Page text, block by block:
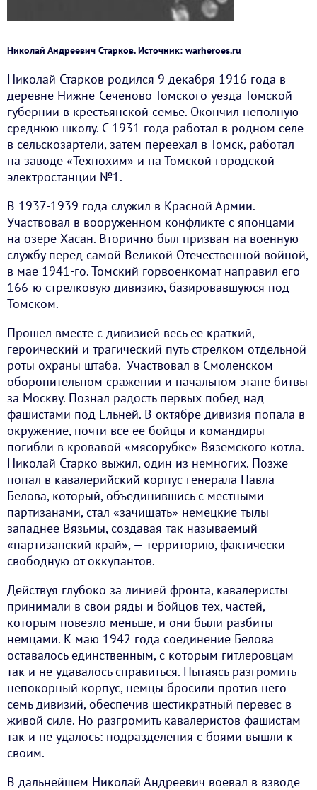
Николай Андреевич Старков. Источник: warheroes.ru
Николай Старков родился 9 декабря 1916 года в
деревне Нижне-Сеченово Томского уезда Томской
губернии в крестьянской семье. Окончил неполную
среднюю школу. С 1931 года работал в родном селе
в сельскозартели, затем переехал в Томск, работал
на заводе «Технохим» и на Томской городской
электростанции №1.
В 1937-1939 года служил в Красной Армии.
Участвовал в вооруженном конфликте с японцами
на озере Хасан. Вторично был призван на военную
службу перед самой Великой Отечественной войной,
в мае 1941-го. Томский горвоенкомат направил его
166-ю стрелковую дивизию, базировавшуюся под
Томском.
Прошел вместе с дивизией весь ее краткий,
героический и трагический путь стрелком отдельной
роты охраны штаба. Участвовал в Смоленском
оборонительном сражении и начальном этапе битвы
за Москву. Познал радость первых побед над
фашистами под Ельней. В октябре дивизия попала в
окружение, почти все ее бойцы и командиры
погибли в кровавой «мясорубке» Вяземского котла.
Николай Старко выжил, один из немногих. Позже
попал в кавалерийский корпус генерала Павла
Белова, который, объединившись с местными
партизанами, стал «зачищать» немецкие тылы
западнее Вязьмы, создавая так называемый
«партизанский край», — территорию, фактически
свободную от оккупантов.
Действуя глубоко за линией фронта, кавалеристы
принимали в свои ряды и бойцов тех, частей,
которым повезло меньше, и они были разбиты
немцами. К маю 1942 года соединение Белова
оставалось единственным, с которым гитлеровцам
так и не удавалось справиться. Пытаясь разгромить
непокорный корпус, немцы бросили против него
семь дивизий, обеспечив шестикратный перевес в
живой силе. Но разгромить кавалеристов фашистам
так и не удалось: подразделения с боями вышли к
своим.
В дальнейшем Николай Андреевич воевал в взводе